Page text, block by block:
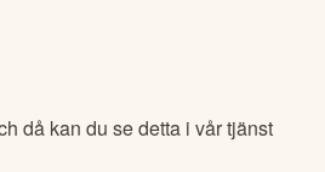
då kan du se detta i vår tjänst